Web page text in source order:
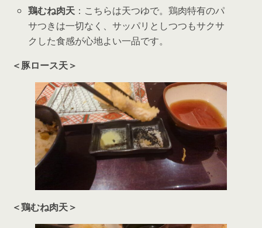
鶏むね肉天 ：こちらは天つゆで。鶏肉特有のパ
サつきは一切なく、サッパリとしつつもサクサ
クした食感が心地よい一品です。
＜豚ロース天＞
＜鶏むね肉天＞